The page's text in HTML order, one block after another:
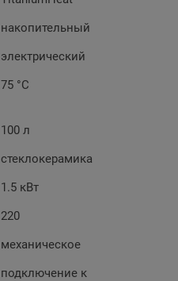
накопительный
электрический
75 °C
100 л
стеклокерамика
1.5 кВт
220
механическое
подключение к